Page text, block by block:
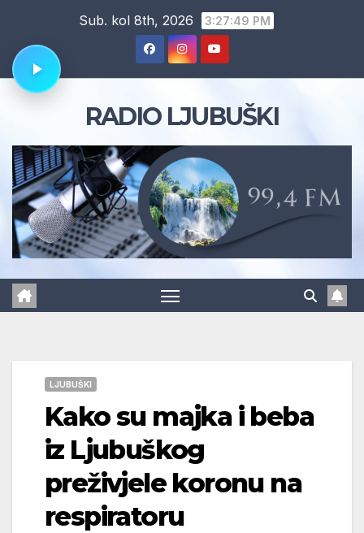
content
Sub. kol 8th, 2026 3:27:50 PM
RADIO LJUBUŠKI
LJUBUŠKI
Kako su majka i beba
iz Ljubuškog
preživjele koronu na
respiratoru